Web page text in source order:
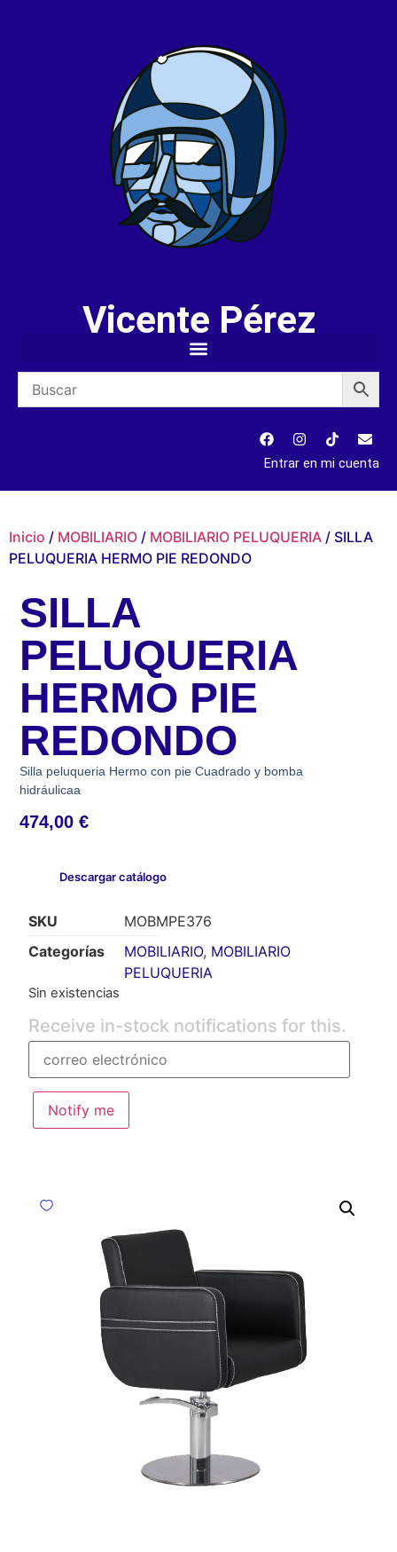
Vicente Pérez
Entrar en mi cuenta
Inicio / MOBILIARIO / MOBILIARIO PELUQUERIA / SILLA
PELUQUERIA HERMO PIE REDONDO
SILLA
PELUQUERIA
HERMO PIE
REDONDO
Silla peluqueria Hermo con pie Cuadrado y bomba
hidráulicaa
474,00€
Descargar catálogo
SKU
MOBMPE376
Categorías
MOBILIARIO, MOBILIARIO
PELUQUERIA
Sin existencias
Receive in-stock notifications for this.
Notify me